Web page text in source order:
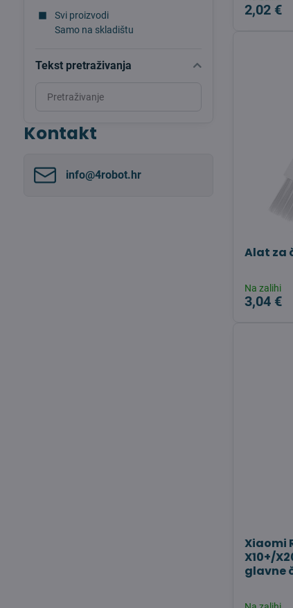
2,02 €
Alat za
Na zalihi
3,04 €
Xiaomi
X10+/
glavne
Svi proizvodi
Samo na skladištu
Tekst pretraživanja
by
Kontakt
info​@4robot​.hr